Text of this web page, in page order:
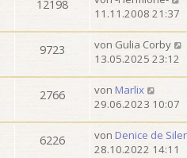
1
n
9
12198
11.11.2008 21:37
9723 von Gulia Corby
13.05.2025 23:12
2766 von Marlix
29.06.2023 10:07
6226 von Denice de
28.10.2022 14:11